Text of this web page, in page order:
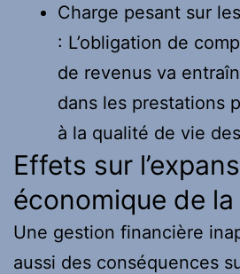
Charge pesant sur
: L’obligation de
de revenus va
dans les prestations
à la qualité de vie
Effets sur
économique de
Une gestion financière
aussi des conséquences